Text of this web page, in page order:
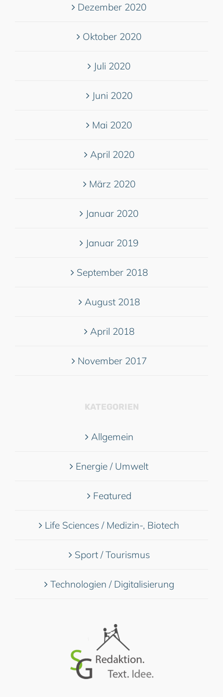
Dezember 2020
Oktober 2020
Juli 2020
Juni 2020
Mai 2020
April 2020
März 2020
Januar 2020
Januar 2019
September 2018
August 2018
April 2018
November 2017
KATEGORIEN
Allgemein
Energie / Umwelt
Featured
Life Sciences / Medizin-, Biotech
Sport / Tourismus
Technologien / Digitalisierung